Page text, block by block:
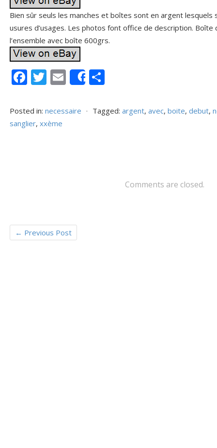
Bien sûr seuls les manches et boîtes sont en argent lesquels
usures d’usages. Les photos font office de description. Boîte
l’ensemble avec boîte 600grs.
F
e
b
T
itt
er
E
ai
Share
ta
Posted in: necessaire ⋅ Tagged: argent, avec, boite, debut,
sanglier, xxème
Comments are closed.
← Previous Post